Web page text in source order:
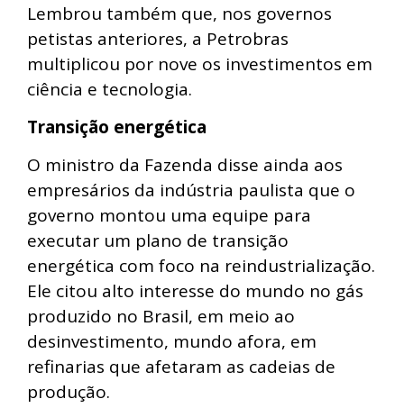
Lembrou também que, nos governos
petistas anteriores, a Petrobras
multiplicou por nove os investimentos em
ciência e tecnologia.
Transição energética
O ministro da Fazenda disse ainda aos
empresários da indústria paulista que o
governo montou uma equipe para
executar um plano de transição
energética com foco na reindustrialização.
Ele citou alto interesse do mundo no gás
produzido no Brasil, em meio ao
desinvestimento, mundo afora, em
refinarias que afetaram as cadeias de
produção.